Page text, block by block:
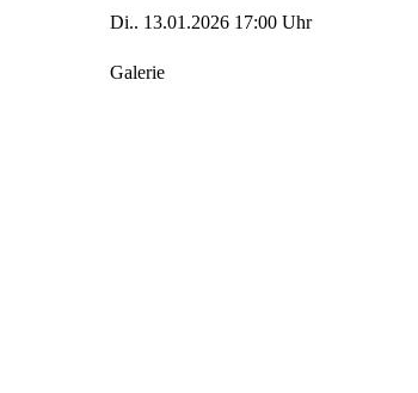
Di.. 13.01.2026 17:00 Uhr
Galerie